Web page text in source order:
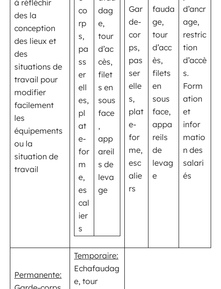
à réfléchir
des la
conception
des lieux et
des
situations de
travail pour
modifier
facilement
les
équipements
ou la
situation de
travail
co
rp
s,
pa
ss
er
ell
es,
pl
at
e-
for
m
e,
es
cal
ier
s
dag
e,
tour
d’ac
cès,
filet
s en
sous
face
,
app
areil
s de
leva
ge
Gar
de-
cor
ps,
pas
ser
elle
s,
plat
e-
for
me,
esc
alie
rs
fauda
ge,
tour
d’acc
ès,
filets
en
sous
face,
appa
reils
de
levag
e
d’ancr
age,
restric
tion
d’accè
s.
Form
ation
et
infor
matio
n des
salari
és
Permanente:
Temporaire:
Echafaudag
e, tour